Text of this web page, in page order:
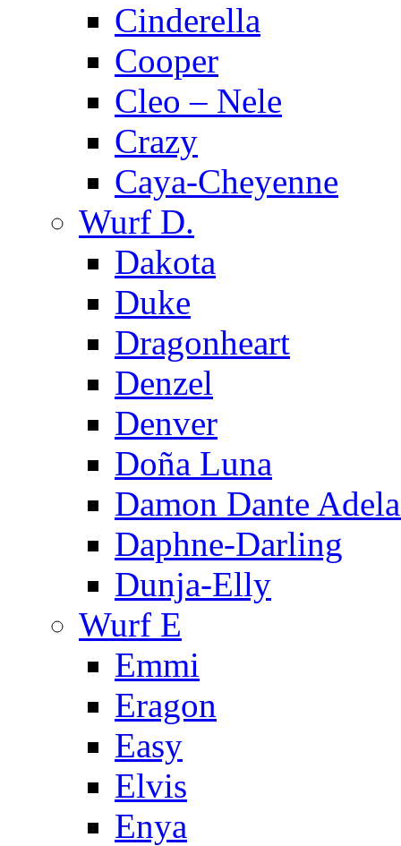
Cinderella
Cooper
Cleo – Nele
Crazy
Caya-Cheyenne
Wurf D.
Dakota
Duke
Dragonheart
Denzel
Denver
Doña Luna
Damon Dante
Daphne-Darling
Dunja-Elly
Wurf E
Emmi
Eragon
Easy
Elvis
Enya